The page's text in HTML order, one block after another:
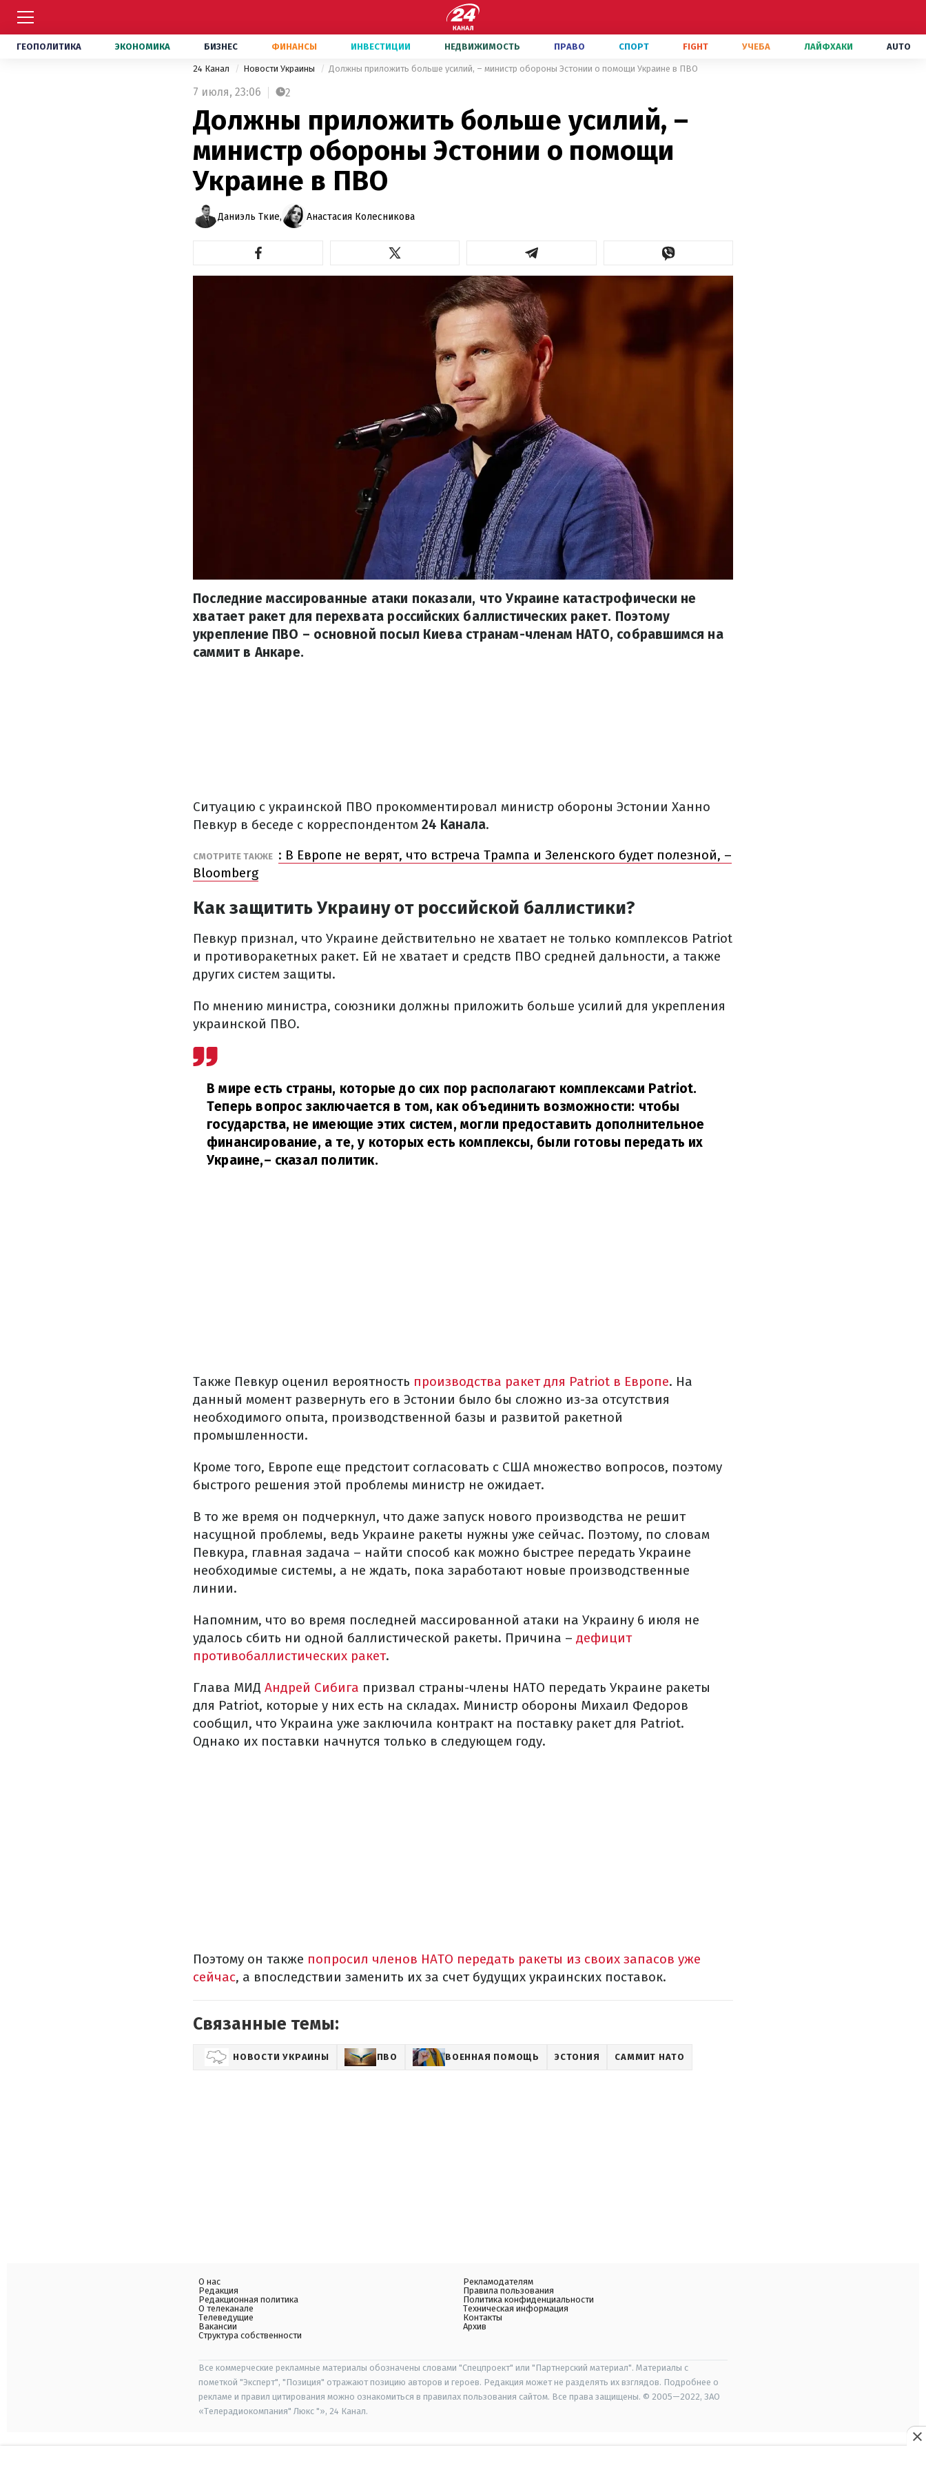
ГЕОПОЛИТИКА ЭКОНОМИКА БИЗНЕС ФИНАНСЫ ИНВЕСТИЦИИ НЕДВИЖИМОСТЬ ПРАВО СПОРТ FIGHT УЧЕБА ЛАЙФХАКИ AUTO
24 Канал Новости Украины Должны приложить больше усилий, – министр обороны Эстонии о помощи Украине в ПВО
7 июля, 23:06 2
Должны приложить больше усилий, –
министр обороны Эстонии о помощи
Украине в ПВО
Даниэль Ткие, Анастасия Колесникова
Последние массированные атаки показали, что Украине катастрофически не
хватает ракет для перехвата российских баллистических ракет. Поэтому
укрепление ПВО – основной посыл Киева странам-членам НАТО, собравшимся на
саммит в Анкаре.
Ситуацию с украинской ПВО прокомментировал министр обороны Эстонии Ханно
Певкур в беседе с корреспондентом 24 Канала.
СМОТРИТЕ ТАКЖЕ : В Европе не верят, что встреча Трампа и Зеленского будет полезной, –
Bloomberg
Как защитить Украину от российской баллистики?
Певкур признал, что Украине действительно не хватает не только комплексов Patriot
и противоракетных ракет. Ей не хватает и средств ПВО средней дальности, а также
других систем защиты.
По мнению министра, союзники должны приложить больше усилий для укрепления
украинской ПВО.
В мире есть страны, которые до сих пор располагают комплексами Patriot.
Теперь вопрос заключается в том, как объединить возможности: чтобы
государства, не имеющие этих систем, могли предоставить дополнительное
финансирование, а те, у которых есть комплексы, были готовы передать их
Украине,– сказал политик.
Также Певкур оценил вероятность производства ракет для Patriot в Европе. На
данный момент развернуть его в Эстонии было бы сложно из-за отсутствия
необходимого опыта, производственной базы и развитой ракетной
промышленности.
Кроме того, Европе еще предстоит согласовать с США множество вопросов, поэтому
быстрого решения этой проблемы министр не ожидает.
В то же время он подчеркнул, что даже запуск нового производства не решит
насущной проблемы, ведь Украине ракеты нужны уже сейчас. Поэтому, по словам
Певкура, главная задача – найти способ как можно быстрее передать Украине
необходимые системы, а не ждать, пока заработают новые производственные
линии.
Напомним, что во время последней массированной атаки на Украину 6 июля не
удалось сбить ни одной баллистической ракеты. Причина – дефицит
противобаллистических ракет.
Глава МИД Андрей Сибига призвал страны-члены НАТО передать Украине ракеты
для Patriot, которые у них есть на складах. Министр обороны Михаил Федоров
сообщил, что Украина уже заключила контракт на поставку ракет для Patriot.
Однако их поставки начнутся только в следующем году.
Поэтому он также попросил членов НАТО передать ракеты из своих запасов уже
сейчас, а впоследствии заменить их за счет будущих украинских поставок.
Связанные темы:
НОВОСТИ УКРАИНЫ ПВО ВОЕННАЯ ПОМОЩЬ ЭСТОНИЯ САММИТ НАТО
О нас
Редакция
Редакционная политика
О телеканале
Телеведущие
Вакансии
Структура собственности
Рекламодателям
Правила пользования
Политика конфиденциальности
Техническая информация
Контакты
Архив
Все коммерческие рекламные материалы обозначены словами "Спецпроект" или "Партнерский материал". Материалы с
пометкой "Эксперт", "Позиция" отражают позицию авторов и героев. Редакция может не разделять их взглядов. Подробнее о
рекламе и правил цитирования можно ознакомиться в правилах пользования сайтом. Все права защищены. © 2005—2022, ЗАО
«Телерадиокомпания" Люкс "», 24 Канал.